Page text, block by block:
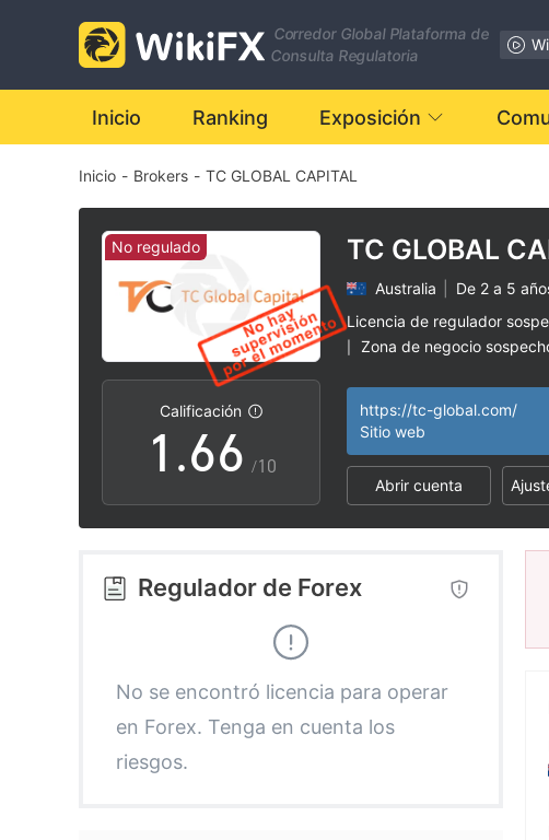
Corredor Global Plataforma de
Consulta Regulatoria
Inicio Ranking Exposición
Inicio - Brokers - TC GLOBAL CAPITAL
No regulado
Calificación
0
1
2
3
5
6
.
0
1
2
3
4
5
6
7
8
0
1
2
4
5
6
7
8
/10
TC GLOBAL
Australia
De 2 a 5
Licencia de regulador
Zona de negocio
https://tc-global.com/
Sitio web
Abrir cuenta
Regulador de Forex
No se encontró licencia para operar
en Forex. Tenga en cuenta los
riesgos.